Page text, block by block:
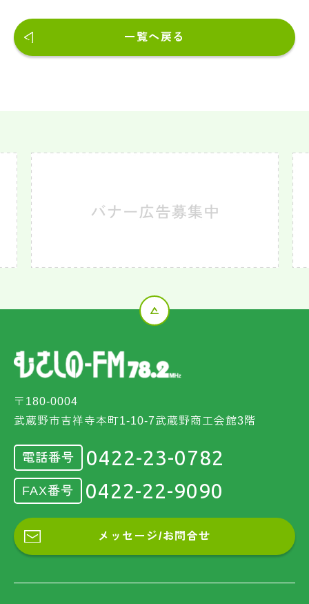
一覧へ戻る
〒180-0004
武蔵野市吉祥寺本町1-10-7武蔵野商工会館3階
電話番号 0422-23-0782
FAX番号 0422-22-9090
メッセージ/お問合せ